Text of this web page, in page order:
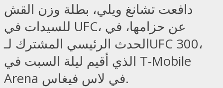
دافعت تشانغ ويلي، بطلة وزن القش
للسيدات في UFC، عن حزامها، في
الحدث الرئيسي المشترك لـUFC 300،
الذي أقيم ليلة السبت في T-Mobile
Arena في لاس فيغاس.